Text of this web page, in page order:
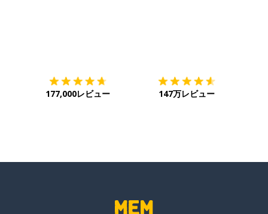
177,000レビュー 147万レビュー